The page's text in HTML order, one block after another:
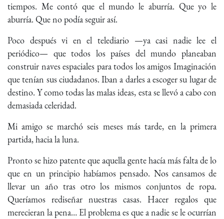
tiempos. Me contó que el mundo le aburría. Que yo le
aburría. Que no podía seguir así.
Poco después vi en el telediario —ya casi nadie lee el
periódico— que todos los países del mundo planeaban
construir naves espaciales para todos los amigos Imaginación
que tenían sus ciudadanos. Iban a darles a escoger su lugar de
destino. Y como todas las malas ideas, esta se llevó a cabo con
demasiada celeridad.
Mi amigo se marchó seis meses más tarde, en la primera
partida, hacia la luna.
Pronto se hizo patente que aquella gente hacía más falta de lo
que en un principio habíamos pensado. Nos cansamos de
llevar un año tras otro los mismos conjuntos de ropa.
Queríamos rediseñar nuestras casas. Hacer regalos que
merecieran la pena… El problema es que a nadie se le ocurrían